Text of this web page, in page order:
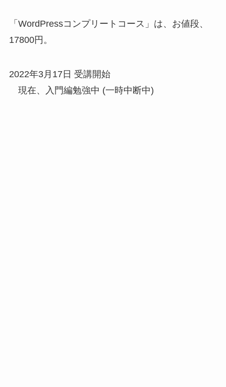
「WordPressコンプリートコース」は、お値段、
17800円。
2022年3月17日 受講開始
現在、入門編勉強中 (一時中断中)